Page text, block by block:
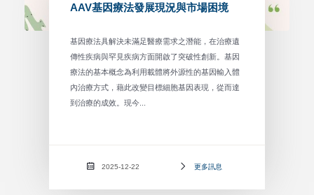
AAV基因療法發展現況與市場困境
基因療法具解決未滿足醫療需求之潛能，在治療遺
傳性疾病與罕見疾病方面開啟了突破性創新。基因
療法的基本概念為利用載體將外源性的基因輸入體
內治療方式，藉此改變目標細胞基因表現，從而達
到治療的成效。現今...
2025-12-22 更多訊息